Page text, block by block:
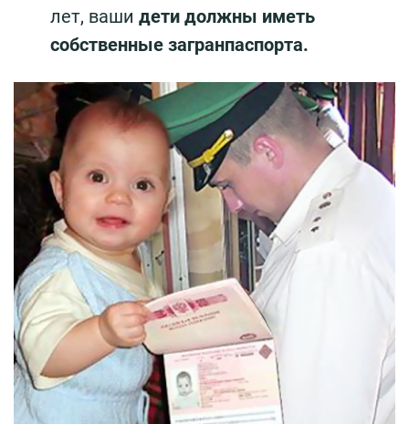
лет, ваши дети должны иметь
собственные загранпаспорта.